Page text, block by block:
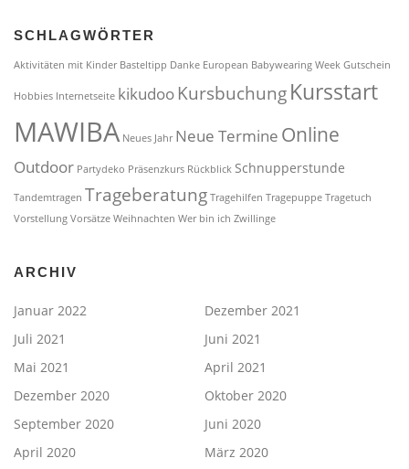
SCHLAGWÖRTER
Aktivitäten mit Kinder Basteltipp Danke European Babywearing Week Gutschein
Hobbies Internetseite kikudoo KursbuchungKursstart
MAWIBA Neues Jahr Neue Termine Online
Outdoor Partydeko Präsenzkurs Rückblick Schnupperstunde
Tandemtragen Trageberatung Tragehilfen Tragepuppe Tragetuch
Vorstellung Vorsätze Weihnachten Wer bin ich Zwillinge
ARCHIV
Januar 2022
Dezember 2021
Juli 2021
Juni 2021
Mai 2021
April 2021
Dezember 2020
Oktober 2020
September 2020
Juni 2020
April 2020
März 2020